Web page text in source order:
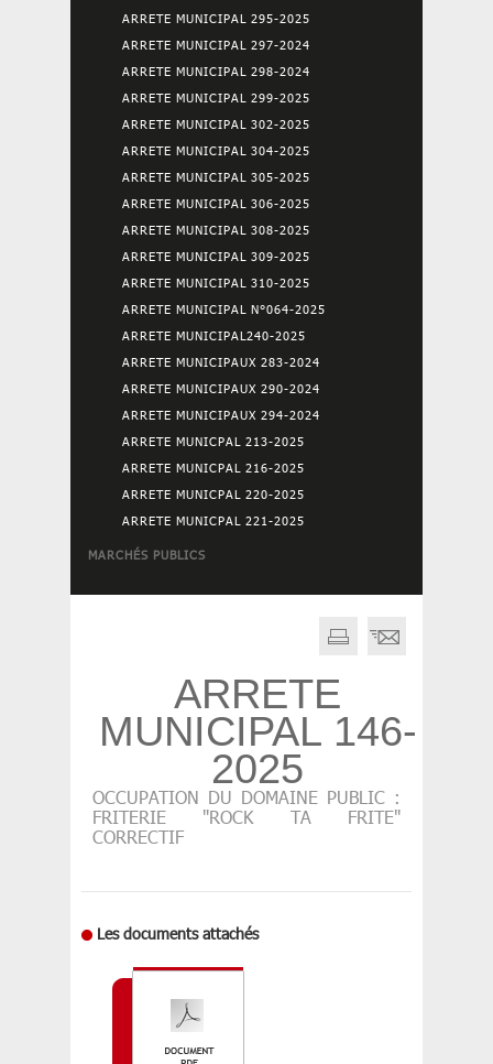
ARRETE MUNICIPAL 295-2025
ARRETE MUNICIPAL 297-2024
ARRETE MUNICIPAL 298-2024
ARRETE MUNICIPAL 299-2025
ARRETE MUNICIPAL 302-2025
ARRETE MUNICIPAL 304-2025
ARRETE MUNICIPAL 305-2025
ARRETE MUNICIPAL 306-2025
ARRETE MUNICIPAL 308-2025
ARRETE MUNICIPAL 309-2025
ARRETE MUNICIPAL 310-2025
ARRETE MUNICIPAL N°064-2025
ARRETE MUNICIPAL240-2025
ARRETE MUNICIPAUX 283-2024
ARRETE MUNICIPAUX 290-2024
ARRETE MUNICIPAUX 294-2024
ARRETE MUNICPAL 213-2025
ARRETE MUNICPAL 216-2025
ARRETE MUNICPAL 220-2025
ARRETE MUNICPAL 221-2025
MARCHÉS PUBLICS
ARRETE
MUNICIPAL 146-
2025
OCCUPATION DU DOMAINE PUBLIC :
FRITERIE "ROCK TA FRITE"
CORRECTIF
Les documents attachés